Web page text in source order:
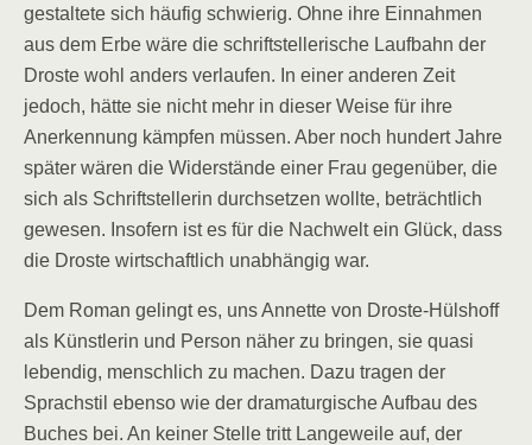
gestaltete sich häufig schwierig. Ohne ihre Einnahmen
aus dem Erbe wäre die schriftstellerische Laufbahn der
Droste wohl anders verlaufen. In einer anderen Zeit
jedoch, hätte sie nicht mehr in dieser Weise für ihre
Anerkennung kämpfen müssen. Aber noch hundert Jahre
später wären die Widerstände einer Frau gegenüber, die
sich als Schriftstellerin durchsetzen wollte, beträchtlich
gewesen. Insofern ist es für die Nachwelt ein Glück, dass
die Droste wirtschaftlich unabhängig war.
Dem Roman gelingt es, uns Annette von Droste-Hülshoff
als Künstlerin und Person näher zu bringen, sie quasi
lebendig, menschlich zu machen. Dazu tragen der
Sprachstil ebenso wie der dramaturgische Aufbau des
Buches bei. An keiner Stelle tritt Langeweile auf, der